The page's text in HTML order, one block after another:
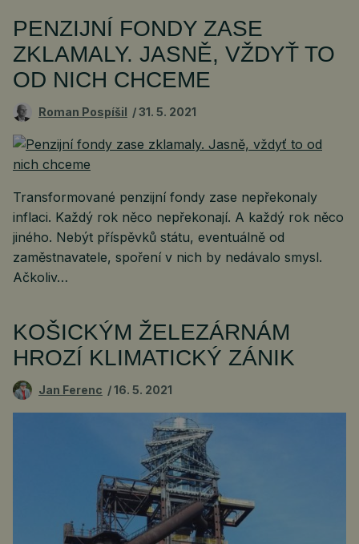
PENZIJNÍ FONDY ZASE
ZKLAMALY. JASNĚ, VŽDYŤ TO
OD NICH CHCEME
Roman Pospíšil 31. 5. 2021
Transformované penzijní fondy zase nepřekonaly
inflaci. Každý rok něco nepřekonají. A každý rok něco
jiného. Nebýt příspěvků státu, eventuálně od
zaměstnavatele, spoření v nich by nedávalo smysl.
Ačkoliv…
KOŠICKÝM ŽELEZÁRNÁM
HROZÍ KLIMATICKÝ ZÁNIK
Jan Ferenc 16. 5. 2021